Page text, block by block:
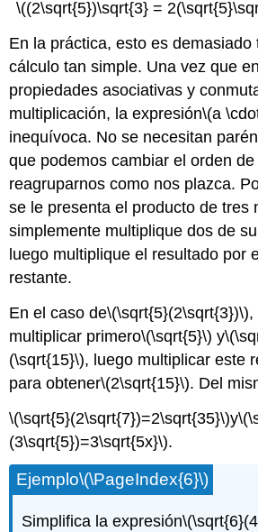
\((2\sqrt{5})\sqrt{3} =
En la práctica, esto es demasiado
cálculo tan simple. Una vez que
propiedades asociativas y
multiplicación, la expresión\(a
inequívoca. No se necesitan
que podemos cambiar el orden
reagruparnos como nos plazca.
se le presenta el producto de tres
simplemente multiplique dos de
luego multiplique el resultado por
restante.
En el caso de\(\sqrt{5}(2\sqrt{3})\),
multiplicar primero\(\sqrt{5}\) y
(\sqrt{15}\), luego multiplicar este
para obtener\(2\sqrt{15}\). Del
\(\sqrt{5}(2\sqrt{7})=2\sqrt{35}\)y
(3\sqrt{5})=3\sqrt{5x}\).
Ejemplo\(\PageIndex{6}\)
Simplifica la expresión